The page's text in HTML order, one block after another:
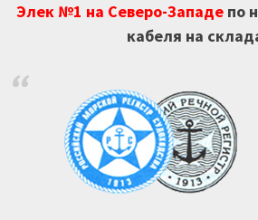
Элек №1 на Северо-Западепо
кабеля на